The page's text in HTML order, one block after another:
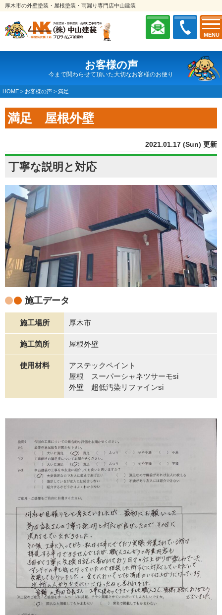
MENU
厚木市の外壁塗装・屋根塗装・雨漏り専門店中山建装
お客様の声
今まで関わらせて頂いた大切なお客様のお便り
HOME > お客様の声 > 満足
満足 屋根外壁
2021.01.17 (Sun) 更新
丁寧な説明と対応
施工データ
施工場所 厚木市
施工箇所 屋根外壁
使用材料
アステックペイント
屋根 スーパーシャネツサーモsi
外壁 超低汚染リファインsi